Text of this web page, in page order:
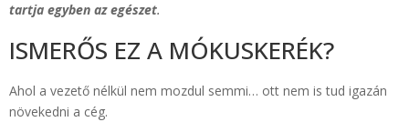
tartja egyben az egészet.
ISMERŐS EZ A MÓKUSKERÉK?
Ahol a vezető nélkül nem mozdul semmi… ott nem is tud igazán
növekedni a cég.